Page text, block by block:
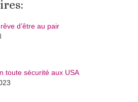
d’être au pair
toute sécurité aux USA